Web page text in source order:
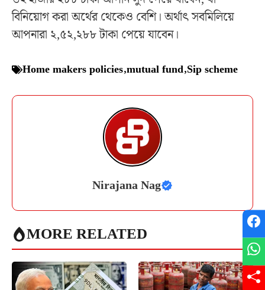
বিনিয়োগ করা অর্থের থেকেও বেশি। অর্থাৎ সবমিলিয়ে
আপনারা ২,৫২,২৮৮ টাকা পেয়ে যাবেন।
Home makers policies,mutual fund,Sip scheme
Nirajana Nag
MORE RELATED